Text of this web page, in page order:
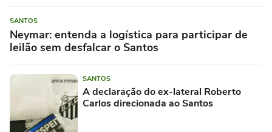
SANTOS
Neymar: entenda a logística para participar de
leilão sem desfalcar o Santos
SANTOS
A declaração do ex-lateral Roberto
Carlos direcionada ao Santos